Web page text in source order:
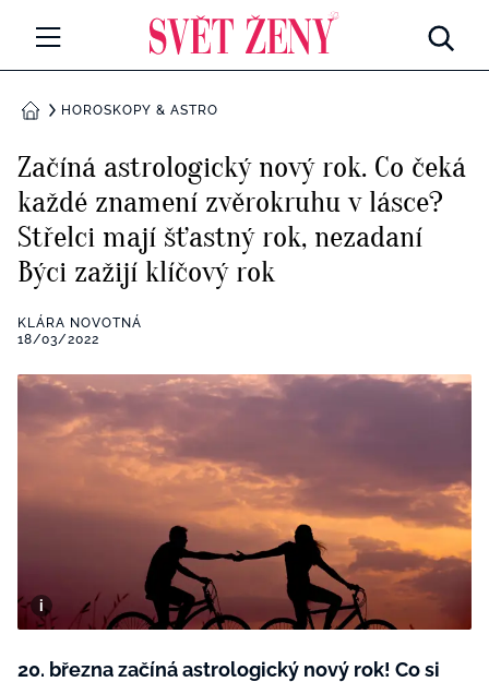
Všechny kategorie
Rozhovory
RETROHUBKY
PSYCHOLOGIE
Seberozvoj
ZDRAVÍ
Životní styl
ZÁBAVA
Všechny kategorie
Testy a kvízy
BYDLENÍ
Všechny kategorie
BurdaMedia
Extra
SVĚT ŽENY - 599 KČ
ROČNÍ PŘEDPLATNÉ SVĚT ŽENY +
SADA PRODUKTŮ MANA (10 ks)
DOMŮHOROSKOPY & ASTRO
Začíná astrologický nový rok. Co čeká
každé znamení zvěrokruhu v lásce?
Střelci mají šťastný rok, nezadaní
Býci zažijí klíčový rok
KLÁRA NOVOTNÁ
18/03/2022
20. března začíná astrologický nový rok! Co si